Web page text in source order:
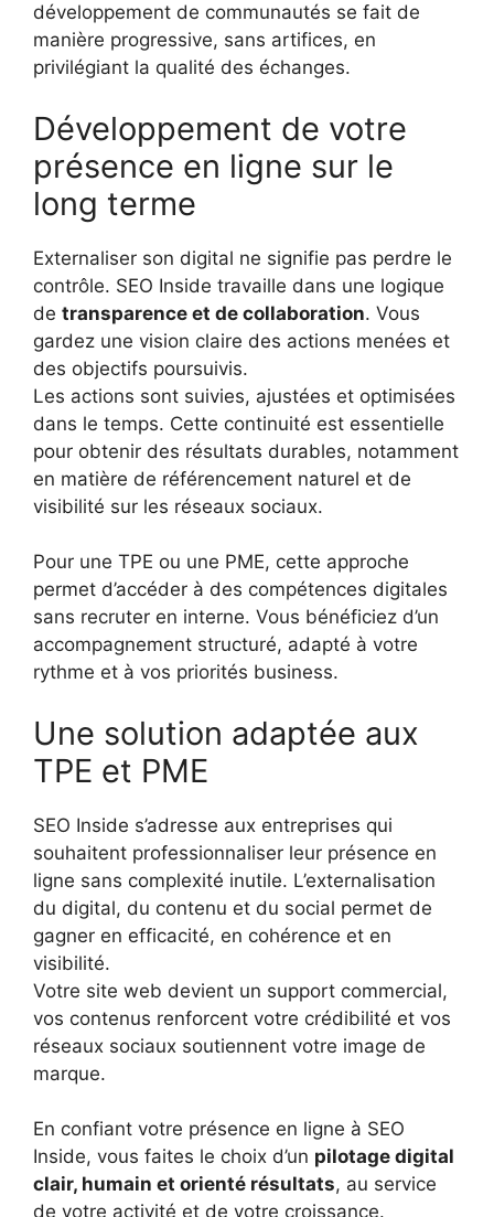
développement de communautés se fait de
manière progressive, sans artifices, en
privilégiant la qualité des échanges.
Développement de votre
présence en ligne sur le
long terme
Externaliser son digital ne signifie pas perdre le
contrôle. SEO Inside travaille dans une logique
de transparence et de collaboration. Vous
gardez une vision claire des actions menées et
des objectifs poursuivis.
Les actions sont suivies, ajustées et optimisées
dans le temps. Cette continuité est essentielle
pour obtenir des résultats durables, notamment
en matière de référencement naturel et de
visibilité sur les réseaux sociaux.
Pour une TPE ou une PME, cette approche
permet d’accéder à des compétences digitales
sans recruter en interne. Vous bénéficiez d’un
accompagnement structuré, adapté à votre
rythme et à vos priorités business.
Une solution adaptée aux
TPE et PME
SEO Inside s’adresse aux entreprises qui
souhaitent professionnaliser leur présence en
ligne sans complexité inutile. L’externalisation
du digital, du contenu et du social permet de
gagner en efficacité, en cohérence et en
visibilité.
Votre site web devient un support commercial,
vos contenus renforcent votre crédibilité et vos
réseaux sociaux soutiennent votre image de
marque.
En confiant votre présence en ligne à SEO
Inside, vous faites le choix d’un pilotage digital
clair, humain et orienté résultats, au service
de votre activité et de votre croissance.